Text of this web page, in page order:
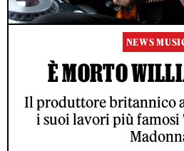
NEWS
È MORTO
Il produttore britannico
i suoi lavori più famosi